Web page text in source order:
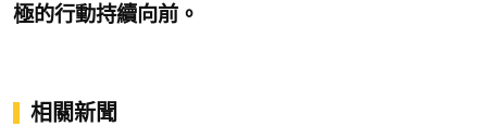
極的行動持續向前。
相關新聞